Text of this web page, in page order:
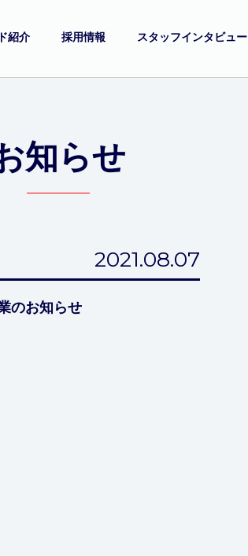
紹介 採用情報 スタッフインタビュー
知らせ
2021.08.07
のお知らせ